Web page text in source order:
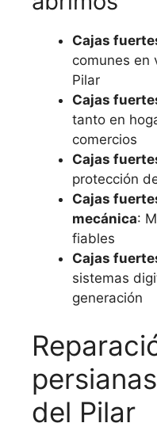
Cajas
comunes en
Pilar
Cajas
tanto en
comercios
Cajas
protección
Cajas
mecánica:
fiables
Cajas
sistemas
generación
del Pilar